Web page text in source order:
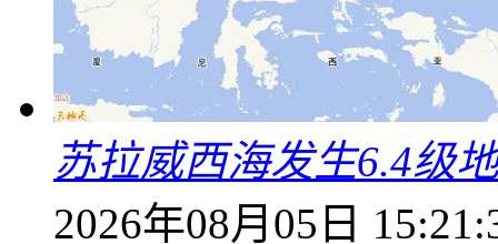
苏拉威西海发生6.4级
2026年08月05日